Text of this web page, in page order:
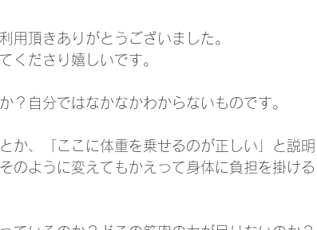
用頂きありがとうございました。
くださり嬉しいです。
？自分ではなかなかわからないものです。
か、「ここに体重を乗せるのが正しい」と説
のように変えてもかえって身体に負担を掛け